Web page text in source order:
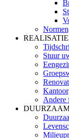
Stuur
Andere